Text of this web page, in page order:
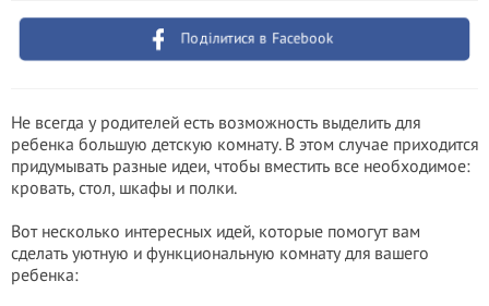
Поділитися в Facebook
Не всегда у родителей есть возможность выделить для
ребенка большую детскую комнату. В этом случае приходится
придумывать разные идеи, чтобы вместить все необходимое:
кровать, стол, шкафы и полки.
Вот несколько интересных идей, которые помогут вам
сделать уютную и функциональную комнату для вашего
ребенка: